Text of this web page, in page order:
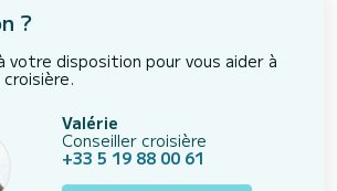
?
votre disposition pour vous aider à
Valérie
Conseiller croisière
+33 5 19 88 00 61